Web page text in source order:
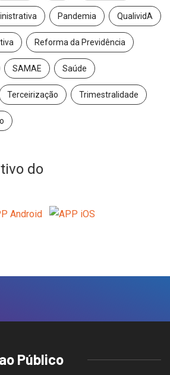
Pandemia QualividA
Reforma da Previdência
SAMAE Saúde
Terceirização Trimestralidade
do
Público